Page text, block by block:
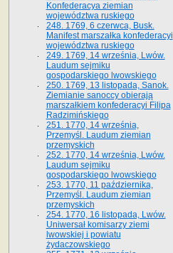
Konfederacya ziemian
województwa ruskiego
248. 1769, 6 czerwca, Busk.
Manifest marszałka konfederacyi
województwa ruskiego
249. 1769, 14 września, Lwów.
Laudum sejmiku
gospodarskiego lwowskiego
250. 1769, 13 listopada, Sanok.
Ziemianie sanoccy obierają
marszałkiem konfederacyi Filipa
Radzimińskiego
251. 1770, 14 września,
Przemyśl. Laudum ziemian
przemyskich
252. 1770, 14 września, Lwów.
Laudum sejmiku
gospodarskiego lwowskiego
253. 1770, 11 października,
Przemyśl. Laudum ziemian
przemyskich
254. 1770, 16 listopada, Lwów.
Uniwersał komisarzy ziemi
lwowskiej i powiatu
żydaczowskiego